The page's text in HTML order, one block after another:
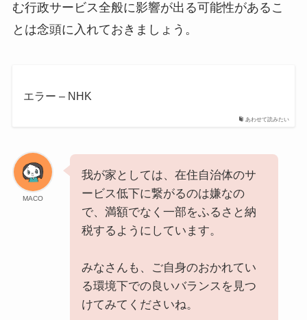
む行政サービス全般に影響が出る可能性があるこ
とは念頭に入れておきましょう。
あわせて読みたい
エラー – NHK
MACO
我が家としては、在住自治体のサ
ービス低下に繋がるのは嫌なの
で、満額でなく一部をふるさと納
税するようにしています。
みなさんも、ご自身のおかれてい
る環境下での良いバランスを見つ
けてみてくださいね。